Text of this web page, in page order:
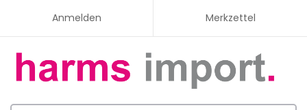
Anmelden Merkzettel